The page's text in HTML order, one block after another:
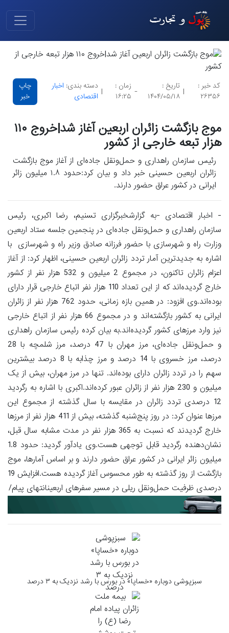
کد خبر :
۲۶۳۵۶
|
تاریخ :
۱۴۰۴/۰۵/۱۸
-
زمان :
۱۶:۲۵
|
دسته بندی: اخبار
اقتصادی
چاپ
خبر
موج بازگشت زائران اربعین آغاز شد|خروج ۱۱۰
هزار تبعه خارجی از کشور
رئیس سازمان راهداری و حمل‌ونقل جاده‌ای از آغاز موج بازگشت
زائران اربعین حسینی خبر داد و بیان کرد:‌حدود ۱.۸ میلیون زائر
ایرانی در کشور عراق حضور دارند.
- اخبار اقتصادی -به گزارشخبرگزاری تسنیم، رضا اکبری، رئیس
سازمان راهداری و حمل‌ونقل جاده‌‌ای در پنجمین جلسه ستاد اربعین
وزارت راه و شهرسازی با حضور فرزانه صادق وزیر راه و شهرسازی با
اشاره به جدیدترین آمار تردد زائران اربعین حسینی، اظهار کرد: از آغاز
اعزام زائران تاکنون، در مجموع 2 میلیون و 532 هزار نفر از کشور
خارج گردیده‌اند که از این تعداد 110 هزار نفر اتباع خارجی قرار دارای
بوده‌اند.وی افزود: در همین بازه زمانی، حدود 762 هزار نفر از زائران
ایرانی به کشور بازگشته‌اند و در مجموع 66 هزار نفر از اتباع خارجی
نیز وارد مرزهای کشور گردیده‌اند.به بیان کرده رئیس سازمان راهداری
و حمل‌ونقل جاده‌ای، مرز مهران با 47 درصد، مرز شلمچه با 28
درصد، مرز خسروی با 14 درصد و مرز چذابه با 8 درصد بیشترین
سهم را در تردد زائران دارای بوده‌اند. تنها در مرز مهران، بیش از یک
میلیون و 230 هزار نفر از زائران عبور کرده‌اند.اکبری با اشاره به رگردید
12 درصدی تردد زائران در مقایسه با سال گذشته از مجموع این
مرزها عنوان کرد: در روز پنج‌شنبه گذشته، بیش از 411 هزار نفر از مرزها
خارج گردیدند که نسبت به 365 هزار نفر در مدت مشابه سال قبل،
نشان‌دهنده رگردید قابل توجهی هست.وی یادآور گردید: حدود 1.8
میلیون زائر ایرانی در کشور عراق حضور دارند و بر اساس آمارها، موج
بازگشت از روز گذشته به طور محسوس آغاز گردیده هست.افزایش 19
درصدی ظرفیت حمل‌ونقل ریلی در مسیر سفرهای اربعینانتهای پیام/
سبزپوشی دوباره «خساپا» در بورس با رشد نزدیک به ۳ درصد